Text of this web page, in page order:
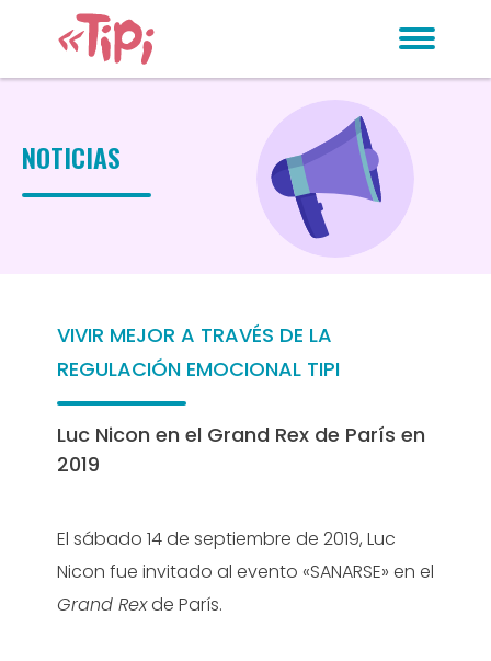
NOTICIAS
VIVIR MEJOR A TRAVÉS DE LA
REGULACIÓN EMOCIONAL TIPI
Luc Nicon en el Grand Rex de París en
2019
El sábado 14 de septiembre de 2019, Luc
Nicon fue invitado al evento «SANARSE» en el
Grand Rexde París.